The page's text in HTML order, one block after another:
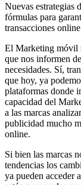
Nuevas estrategias
fórmulas para
transacciones
El Marketing móvil
que nos informen
necesidades. Sí,
que hoy, ya
plataformas donde
capacidad del
a las marcas
publicidad mucho
online.
Si bien las marcas
tendencias los
ya pueden acceder